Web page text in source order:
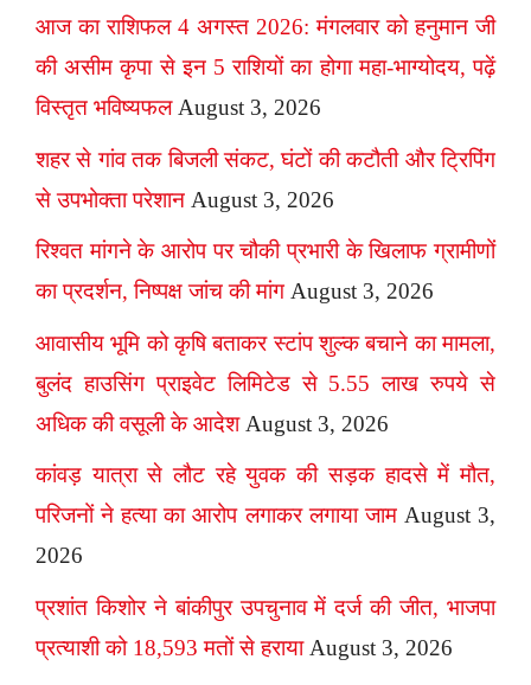
आज का राशिफल 4 अगस्त 2026: मंगलवार को हनुमान जी
की असीम कृपा से इन 5 राशियों का होगा महा-भाग्योदय, पढ़ें
विस्तृत भविष्यफल August 3, 2026
शहर से गांव तक बिजली संकट, घंटों की कटौती और ट्रिपिंग
से उपभोक्ता परेशान August 3, 2026
रिश्वत मांगने के आरोप पर चौकी प्रभारी के खिलाफ ग्रामीणों
का प्रदर्शन, निष्पक्ष जांच की मांग August 3, 2026
आवासीय भूमि को कृषि बताकर स्टांप शुल्क बचाने का मामला,
बुलंद हाउसिंग प्राइवेट लिमिटेड से 5.55 लाख रुपये से
अधिक की वसूली के आदेश August 3, 2026
कांवड़ यात्रा से लौट रहे युवक की सड़क हादसे में मौत,
परिजनों ने हत्या का आरोप लगाकर लगाया जाम August 3,
2026
प्रशांत किशोर ने बांकीपुर उपचुनाव में दर्ज की जीत, भाजपा
प्रत्याशी को 18,593 मतों से हराया August 3, 2026